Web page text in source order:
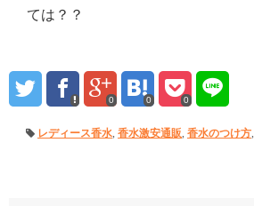
ては？？
0 0 0
レディース香水, 香水激安通販, 香水のつけ方,